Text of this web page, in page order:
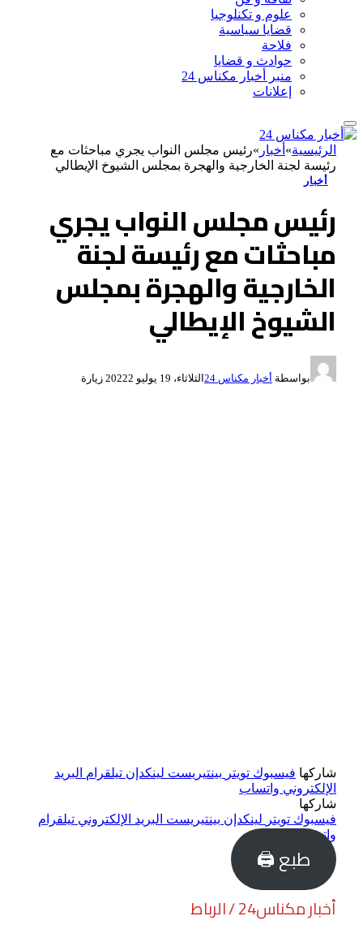
علوم و تكنلوجيا
قضايا سياسية
فلاحة
حوادث و قضايا
منبر أخبار مكناس 24
إعلانات
الرئيسية» أخبار »رئيس مجلس النواب يجري مباحثات مع
رئيسة لجنة الخارجية والهجرة بمجلس الشيوخ الإيطالي
أخبار
رئيس مجلس النواب يجري
مباحثات مع رئيسة لجنة
الخارجية والهجرة بمجلس
الشيوخ الإيطالي
بواسطة أخبار مكناس 24 الثلاثاء، 19 يوليو 2022 2 زيارة
شاركها فيسبوك تويتر بينتيريست لينكدإن تيلقرام البريد
الإلكتروني واتساب
شاركها
فيسبوك تويتر لينكدإن بينتيريست البريد الإلكتروني تيلقرام
واتساب
طبع 🖨
أخبار مكناس24 / الرباط